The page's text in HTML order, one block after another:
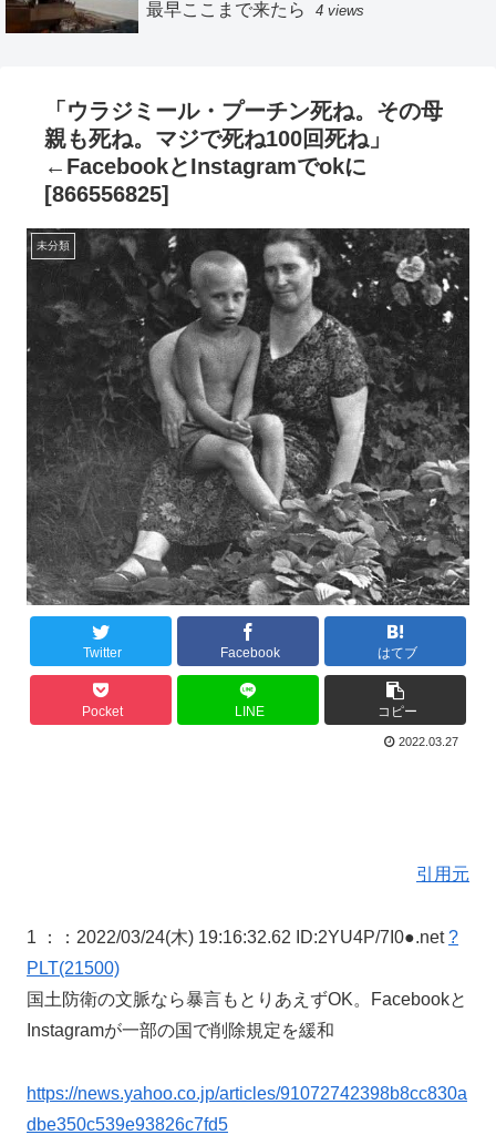
最早ここまで来たら
4 views
「ウラジミール・プーチン死ね。その母
親も死ね。マジで死ね100回死ね」
←FacebookとInstagramでokに
[866556825]
未分類
Twitter Facebook はてブ
Pocket LINE コピー
2022.03.27
引用元
1 ： ：2022/03/24(木) 19:16:32.62 ID:2YU4P/7I0●.net?
PLT(21500)
国土防衛の文脈なら暴言もとりあえずOK。Facebookと
Instagramが一部の国で削除規定を緩和
https://news.yahoo.co.jp/articles/91072742398b8cc830a
dbe350c539e93826c7fd5